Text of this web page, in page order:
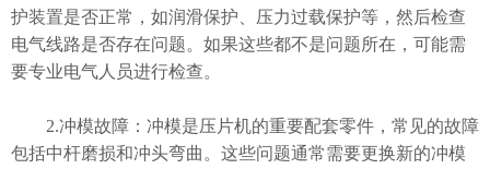
护装置是否正常，如润滑保护、压力过载保护等，然后检查
电气线路是否存在问题。如果这些都不是问题所在，可能需
要专业电气人员进行检查。
2.冲模故障：冲模是压片机的重要配套零件，常见的故障
包括中杆磨损和冲头弯曲。这些问题通常需要更换新的冲模